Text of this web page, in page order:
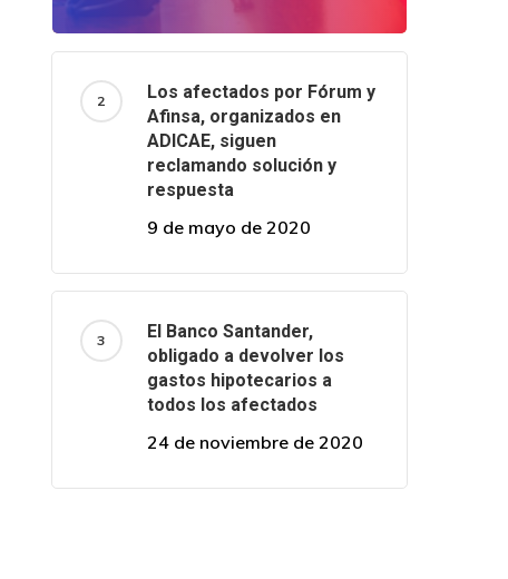
Los afectados por Fórum y
Afinsa, organizados en
ADICAE, siguen
reclamando solución y
respuesta
9 de mayo de 2020
El Banco Santander,
obligado a devolver los
gastos hipotecarios a
todos los afectados
24 de noviembre de 2020